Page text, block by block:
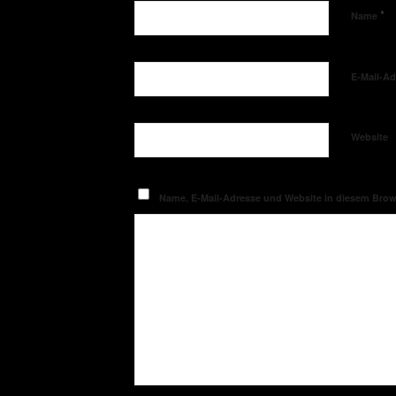
Name *
E-Mail-
Website
Name, E-Mail-Adresse und Website in diesem